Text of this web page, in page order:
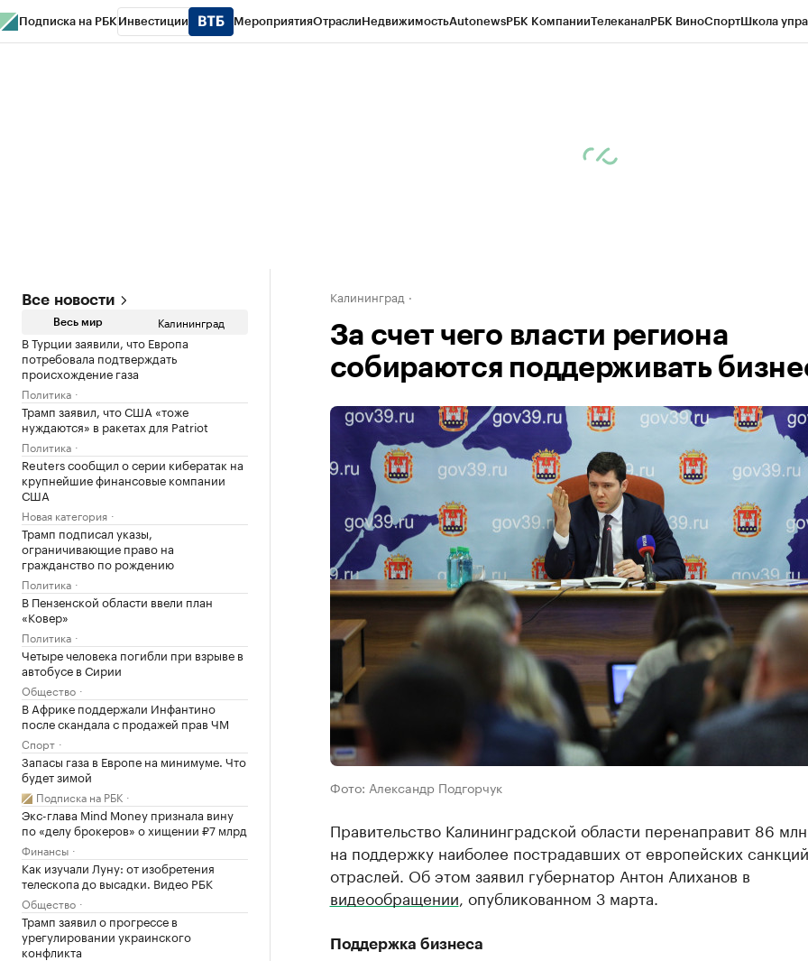
Подписка на РБК Инвестиции МероприятияОтраслиНедвижимостьAutonewsРБК КомпанииТелеканалРБК ВиноСпортШкола
Все новости
Весь мир Калининград
В Турции заявили, что Европа
потребовала подтверждать
происхождение газа
Политика
Трамп заявил, что США «тоже
нуждаются» в ракетах для Patriot
Политика
Reuters сообщил о серии кибератак на
крупнейшие финансовые компании
США
Новая категория
Трамп подписал указы,
ограничивающие право на
гражданство по рождению
Политика
В Пензенской области ввели план
«Ковер»
Политика
Четыре человека погибли при взрыве в
автобусе в Сирии
Общество
В Африке поддержали Инфантино
после скандала с продажей прав ЧМ
Спорт
Запасы газа в Европе на минимуме. Что
будет зимой
Подписка на РБК
Экс-глава Mind Money признала вину
по «делу брокеров» о хищении ₽7 млрд
Финансы
Как изучали Луну: от изобретения
телескопа до высадки. Видео РБК
Общество
Трамп заявил о прогрессе в
урегулировании украинского
конфликта
Калининград
За счет чего власти региона
собираются поддерживать
Фото: Александр Подгорчук
Правительство Калининградской области перенаправит 86
на поддержку наиболее пострадавших от европейских санкций
отраслей. Об этом заявил губернатор Антон Алиханов в
видеообращении , опубликованном 3 марта.
Поддержка бизнеса